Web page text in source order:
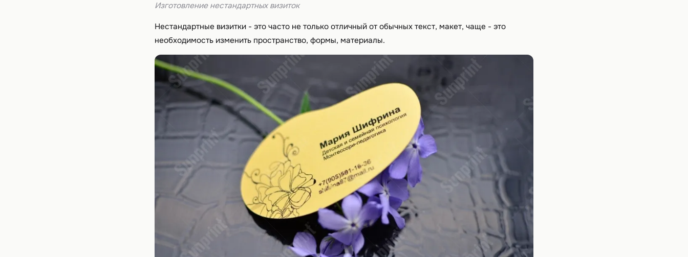
Изготовление нестандартных визиток
Нестандартные визитки - это часто не только отличный от обычных текст, макет, чаще - это
необходимость изменить пространство, формы, материалы.